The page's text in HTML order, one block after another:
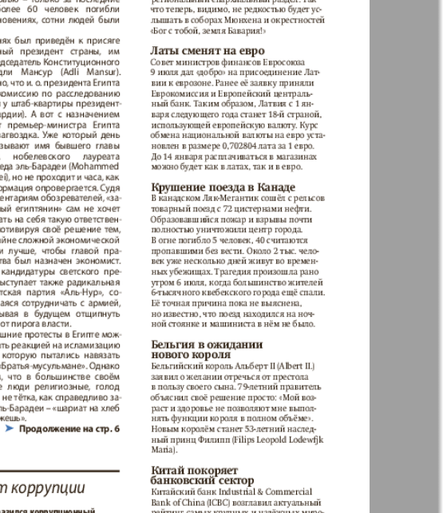
Жасмин Жизнь женщины
Идеальная фирма Известия BW
Катюша Кенгуру
Кругозор Кругозор плюс!
Life in Франкфурт М-City
My City Frankfurt
am Main
Наш мир
Новая Wолна Норд
Отдыхай-Купи-
продай
Партнер-север